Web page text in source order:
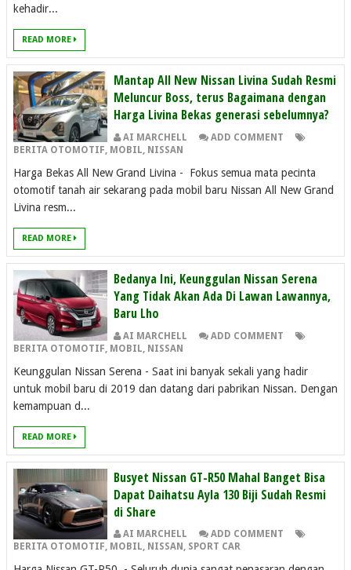
kehadir...
READ MORE
Mantap All New Nissan Livina Sudah Resmi
Meluncur Boss, terus Bagaimana dengan
Harga Livina Bekas generasi sebelumnya?
AI MARCHELL
ADD COMMENT
BERITA OTOMOTIF, MOBIL, NISSAN
Harga Bekas All New Grand Livina - Fokus semua mata pecinta
otomotif tanah air sekarang pada mobil baru Nissan All New Grand
Livina resm...
READ MORE
Bedanya Ini, Keunggulan Nissan Serena
Yang Tidak Akan Ada Di Lawan Lawannya,
Baru Lho
AI MARCHELL
ADD COMMENT
BERITA OTOMOTIF MOBIL NISSAN
Keunggulan Nissan Serena - Saat ini banyak sekali yang hadir
untuk mobil baru di 2019 dan datang dari pabrikan Nissan. Dengan
kemampuan d...
READ MORE
Busyet Nissan GT-R50 Mahal Banget Bisa
Dapat Daihatsu Ayla 130 Biji Sudah Resmi
di Share
AI MARCHELL
ADD COMMENT
BERITA OTOMOTIF, MOBIL, NISSAN , SPORT CAR